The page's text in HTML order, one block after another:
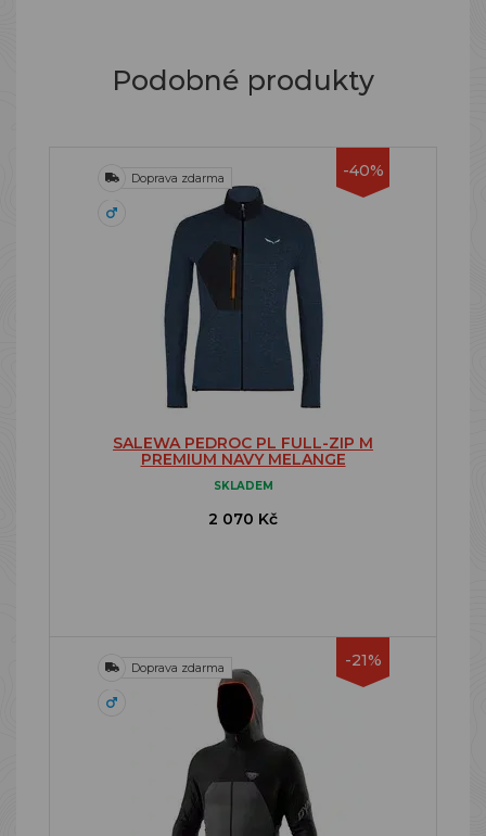
Podobné produkty
-40%
Doprava zdarma
SALEWA PEDROC PL FULL-ZIP M
PREMIUM NAVY MELANGE
SKLADEM
2 070 Kč
-21%
Doprava zdarma